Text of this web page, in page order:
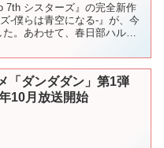
シスターズ』の完全新作
-僕らは青空になる-』が、今
。あわせて、春日部ハル、
「ダンダダン」第1弾
10月放送開始